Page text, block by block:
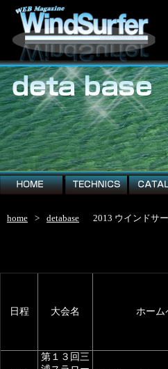
technics
home > detabase 2013 ウインドサ
日程 大会名 ホーム
第１３回三